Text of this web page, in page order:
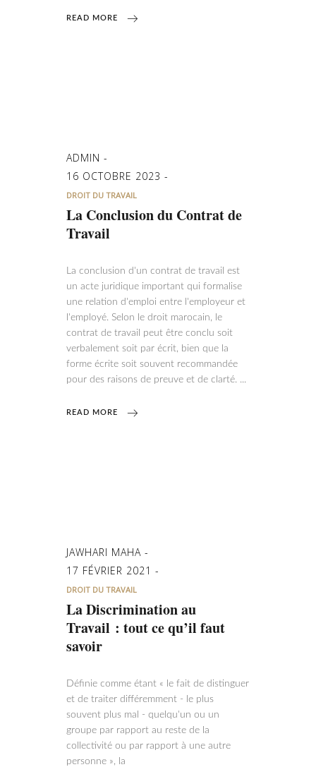
READ MORE
ADMIN
16 OCTOBRE 2023
DROIT DU TRAVAIL
La Conclusion du Contrat de
Travail
La conclusion d'un contrat de travail est
un acte juridique important qui formalise
une relation d'emploi entre l'employeur et
l'employé. Selon le droit marocain, le
contrat de travail peut être conclu soit
verbalement soit par écrit, bien que la
forme écrite soit souvent recommandée
pour des raisons de preuve et de clarté.
READ MORE
JAWHARI MAHA
17 FÉVRIER 2021
DROIT DU TRAVAIL
La Discrimination au
Travail : tout ce qu’il faut
savoir
Définie comme étant « le fait de distinguer
et de traiter différemment - le plus
souvent plus mal - quelqu'un ou un
groupe par rapport au reste de la
collectivité ou par rapport à une autre
personne », la